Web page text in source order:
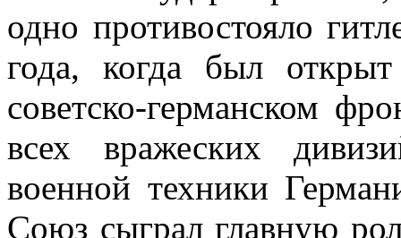
одно противостояло
года, когда был
советско-германском
всех вражеских
военной техники
Союз сыграл главную